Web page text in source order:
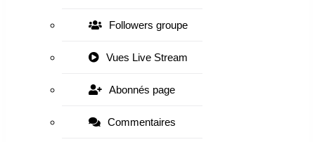
Followers groupe
Vues Live Stream
Abonnés page
Commentaires